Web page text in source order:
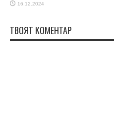
16.12.2024
ТВОЯТ КОМЕНТАР